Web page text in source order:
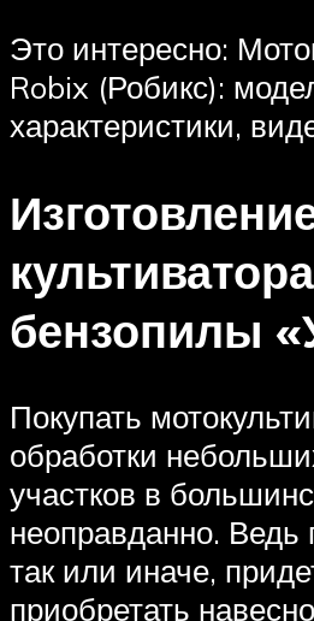
Это интересно:
Robix (Робикс):
характеристики,
бензопилы
Покупать
обработки
участков в
неоправданно. Ведь
так или иначе,
приобретать